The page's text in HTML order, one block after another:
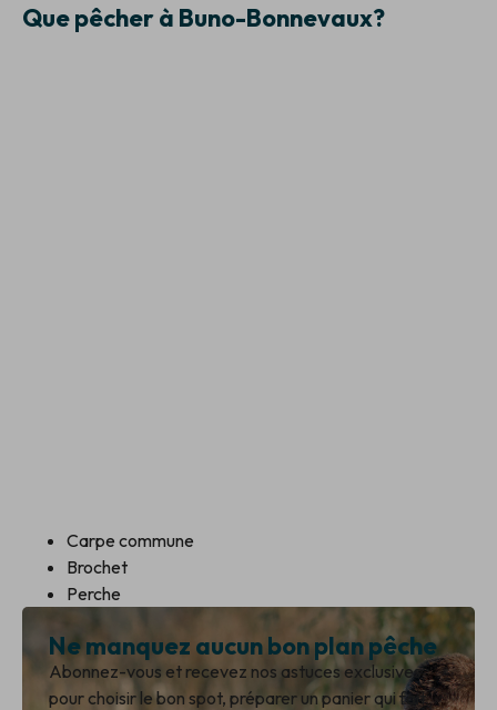
Que pêcher à Buno-Bonnevaux?
Carpe commune
Brochet
Perche
Ne manquez aucun bon plan pêche
Abonnez-vous et recevez nos astuces exclusives
pour choisir le bon spot, préparer un panier qui fait